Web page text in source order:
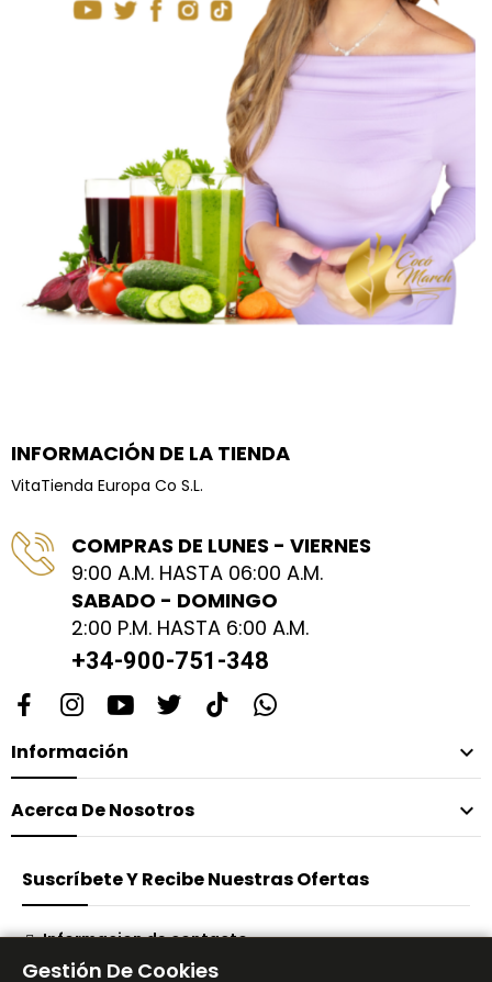
INFORMACIÓN DE LA TIENDA
VitaTienda Europa Co S.L.
COMPRAS DE LUNES - VIERNES
9:00 A.M. HASTA 06:00 A.M.
SABADO - DOMINGO
2:00 P.M. HASTA 6:00 A.M.
+34-900-751-348
Información 
Acerca De Nosotros 
Suscríbete Y Recibe Nuestras Ofertas
Informacion de contacto
Gestión De Cookies